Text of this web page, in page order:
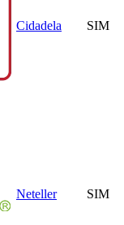
Cidadela SIM
Neteller SIM